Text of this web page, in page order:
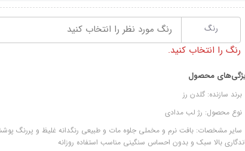
رنگ
رنگ مورد نظر را انتخاب کنید
رنگ را انتخاب کنید.
محصول
برند سازنده: گلدن رز
نوع محصول: رژ لب مدادی
بالا سبک و بدون احساس سنگینی مناسب استفاده روزانه